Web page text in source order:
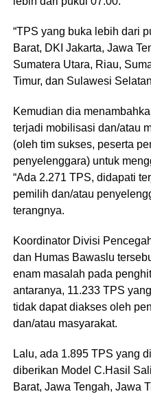
“TPS yang buka lebih dari
Barat, DKI Jakarta, Jawa
Sumatera Utara, Riau,
Timur, dan Sulawesi
Kemudian dia
terjadi mobilisasi dan/atau
(oleh tim sukses, peserta
penyelenggara) untuk
“Ada 2.271 TPS, didapati
pemilih dan/atau
terangnya.
Koordinator Divisi
dan Humas Bawaslu
enam masalah pada
antaranya, 11.233 TPS
tidak dapat diakses oleh
dan/atau masyarakat.
Lalu, ada 1.895 TPS yang
diberikan Model C.Hasil
Barat, Jawa Tengah, Jawa